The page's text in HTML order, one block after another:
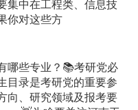
集中在工程类、信息技
你对这些方
哪些专业？📚考研党必
目录是考研党的重要参
向、研究领域及报考要